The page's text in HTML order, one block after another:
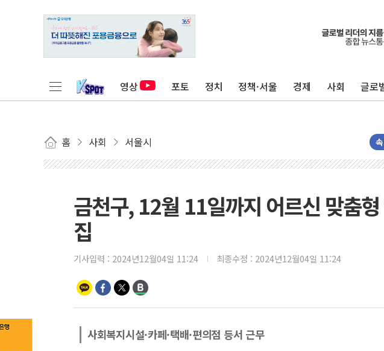
영상 포토 정치 정책·서울 경제 사회 글로
홈 사회 서울시
금천구, 12월 11일까지 어르신 맞춤
집
기사입력 : 2024년12월04일 11:24 최종수정 : 2024년12월04일 11:24
사회복지시설·카페·택배·편의점 등서 근무